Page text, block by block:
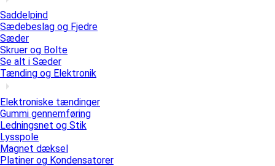
Saddelpind
Sædebeslag og Fjedre
Sæder
Skruer og Bolte
Se alt i Sæder
Tænding og Elektronik
Elektroniske tændinger
Gummi gennemføring
Ledningsnet og Stik
Lysspole
Magnet dæksel
Platiner og Kondensatorer